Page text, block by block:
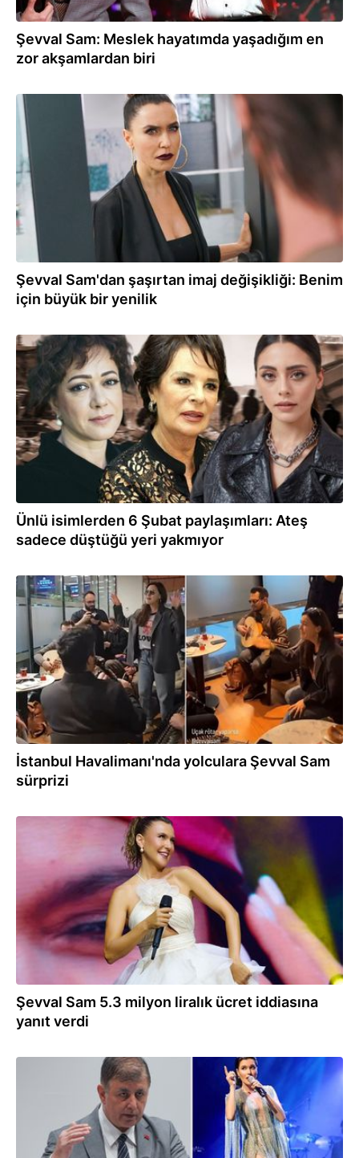
Şevval Sam: Meslek hayatımda yaşadığım en
zor akşamlardan biri
21.02.2025
Şevval Sam'dan şaşırtan imaj değişikliği: Benim
için büyük bir yenilik
06.02.2025
Ünlü isimlerden 6 Şubat paylaşımları: Ateş
sadece düştüğü yeri yakmıyor
23.11.2024
İstanbul Havalimanı'nda yolculara Şevval Sam
sürprizi
Şevval Sam 5.3 milyon liralık ücret iddiasına
yanıt verdi